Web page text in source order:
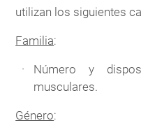
utilizan los siguientes
Familia:
Número y
musculares.
Género: